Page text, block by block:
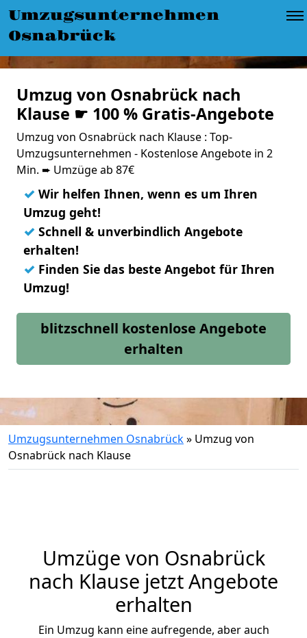
Umzugsunternehmen
Osnabrück
Umzug von Osnabrück nach
Klause ☛ 100 % Gratis-Angebote
Umzug von Osnabrück nach Klause : Top-
Umzugsunternehmen - Kostenlose Angebote in 2
Min. ➨ Umzüge ab 87€
✓ Wir helfen Ihnen, wenn es um Ihren
Umzug geht!
✓ Schnell & unverbindlich Angebote
erhalten!
✓ Finden Sie das beste Angebot für Ihren
Umzug!
blitzschnell kostenlose Angebote
erhalten
Umzugsunternehmen Osnabrück» Umzug von
Osnabrück nach Klause
Umzüge von Osnabrück
nach Klause jetzt Angebote
erhalten
Ein Umzug kann eine aufregende, aber auch